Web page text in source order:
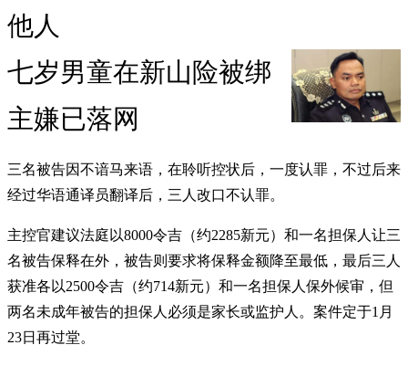
他人
七岁男童在新山险被绑
主嫌已落网
三名被告因不谙马来语，在聆听控状后，一度认罪，不过后来
经过华语通译员翻译后，三人改口不认罪。
主控官建议法庭以8000令吉（约2285新元）和一名担保人让三
名被告保释在外，被告则要求将保释金额降至最低，最后三人
获准各以2500令吉（约714新元）和一名担保人保外候审，但
两名未成年被告的担保人必须是家长或监护人。案件定于1月
23日再过堂。